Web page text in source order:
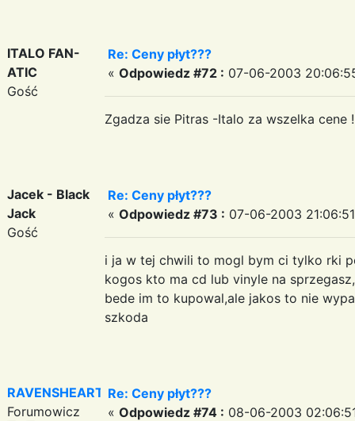
ITALO FAN-
ATIC
Gość
Re: Ceny płyt???
« Odpowiedz #72 : 07-06-2003
Zgadza sie Pitras -Italo za wszelka cene
Jacek - Black
Jack
Gość
Re: Ceny płyt???
« Odpowiedz #73 : 07-06-2003
i ja w tej chwili to mogl bym ci tylko rki
kogos kto ma cd lub vinyle na
bede im to kupowal,ale jakos to nie
szkoda
RAVENSHEART
Forumowicz
Re: Ceny płyt???
« Odpowiedz #74 : 08-06-2003